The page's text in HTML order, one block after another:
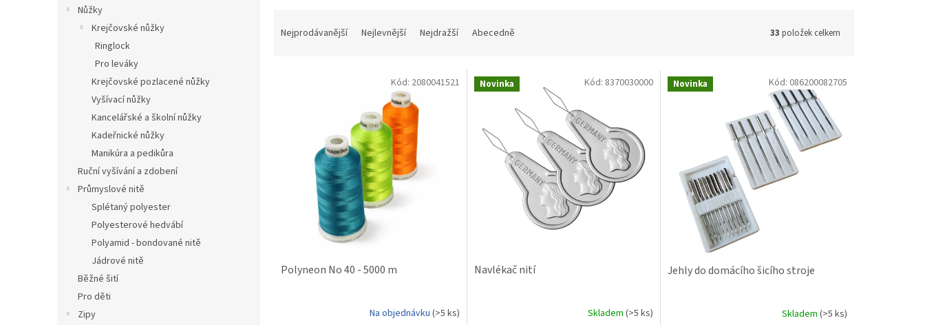
Nůžky
Krejčovské nůžky
Ringlock
Pro leváky
Krejčovské pozlacené nůžky
Vyšívací nůžky
Kancelářské a školní nůžky
Kadeřnické nůžky
Manikúra a pedikůra
Ruční vyšívání a zdobení
Průmyslové nitě
Splétaný polyester
Polyesterové hedvábí
Polyamid - bondované nitě
Jádrové nitě
Běžné šití
Pro děti
Zipy
Nejprodávanější Nejlevnější Nejdražší Abecedně 33 položek celkem
Polyneon No 40 - 5000 m
Na objednávku (>5 ks)
Kód: 2080041521 Novinka
Navlékač nití
Skladem (>5 ks)
Kód: 8370030000 Novinka
Jehly do domácího šicího stroje
Skladem (>5 ks)
Kód: 086200082705